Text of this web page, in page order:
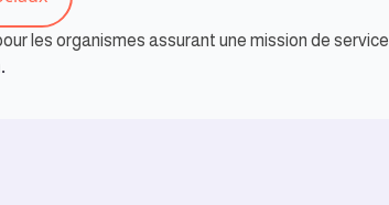
les organismes assurant une mission de service